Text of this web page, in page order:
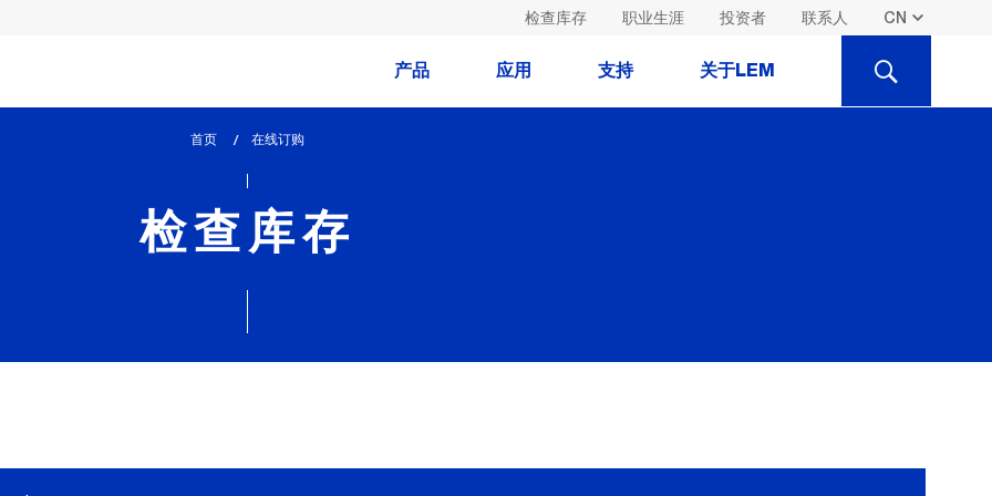
检查库存 职业生涯 投资者 联系人
产品 应用 支持 关于LEM SEARCH
首页
lem_current_page
在线订购
检查库存